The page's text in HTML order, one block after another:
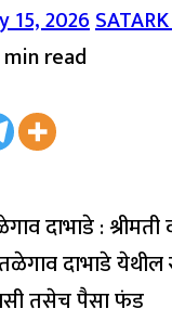
15, 2026
read
दाभाडे : श्रीमती
दाभाडे येथील
तसेच पैसा फंड